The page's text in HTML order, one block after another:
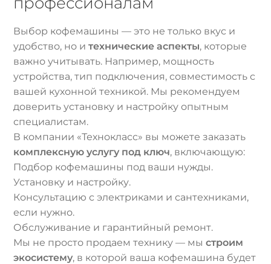
Выбор кофемашины — это не только вкус и
удобство, но итехнические аспекты, которые
важно учитывать. Например, мощность
устройства, тип подключения, совместимость с
вашей кухонной техникой. Мы рекомендуем
доверить установку и настройку опытным
специалистам.
В компании «Технокласс» вы можете заказать
комплексную услугу под ключ, включающую:
Подбор кофемашины под ваши нужды.
Установку и настройку.
Консультацию с электриками и сантехниками,
если нужно.
Обслуживание и гарантийный ремонт.
Мы не просто продаем технику — мыстроим
экосистему, в которой ваша кофемашина будет